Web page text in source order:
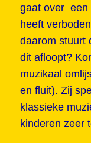
gaat over een
heeft
daarom stuurt
dit afloopt?
muzikaal
en fluit). Zij
klassieke
kinderen zeer